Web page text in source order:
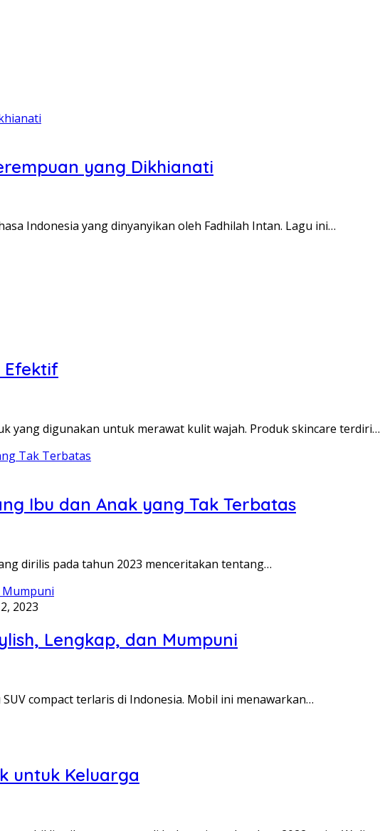
yang Dikhianati
Indonesia yang dinyanyikan oleh Fadhilah Intan. Lagu ini…
Efektif
yang digunakan untuk merawat kulit wajah. Produk skincare terdiri…
Ibu dan Anak yang Tak Terbatas
dirilis pada tahun 2023 menceritakan tentang…
2023
Lengkap, dan Mumpuni
SUV compact terlaris di Indonesia. Mobil ini menawarkan…
untuk Keluarga